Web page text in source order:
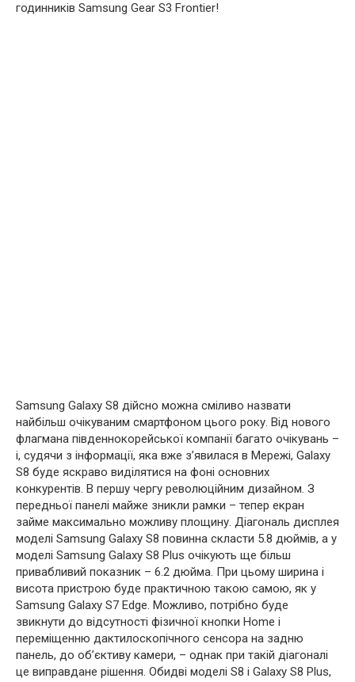
годинників Samsung Gear S3 Frontier!
Samsung Galaxy S8 дійсно можна сміливо назвати
найбільш очікуваним смартфоном цього року. Від нового
флагмана південнокорейської компанії багато очікувань –
і, судячи з інформації, яка вже з’явилася в Мережі, Galaxy
S8 буде яскраво виділятися на фоні основних
конкурентів. В першу чергу революційним дизайном. З
передньої панелі майже зникли рамки – тепер екран
займе максимально можливу площину. Діагональ дисплея
моделі Samsung Galaxy S8 повинна скласти 5.8 дюймів, а у
моделі Samsung Galaxy S8 Plus очікують ще більш
привабливий показник – 6.2 дюйма. При цьому ширина і
висота пристрою буде практичною такою самою, як у
Samsung Galaxy S7 Edge. Можливо, потрібно буде
звикнути до відсутності фізичної кнопки Home і
переміщенню дактилоскопічного сенсора на задню
панель, до об’єктиву камери, – однак при такій діагоналі
це виправдане рішення. Обидві моделі S8 і Galaxy S8 Plus,